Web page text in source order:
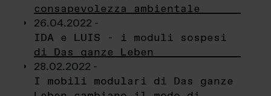
consapevolezza ambientale
26.04.2022 -
IDA e LUIS - i moduli sospesi
di Das ganze Leben
28.02.2022 -
I mobili modulari di Das ganze